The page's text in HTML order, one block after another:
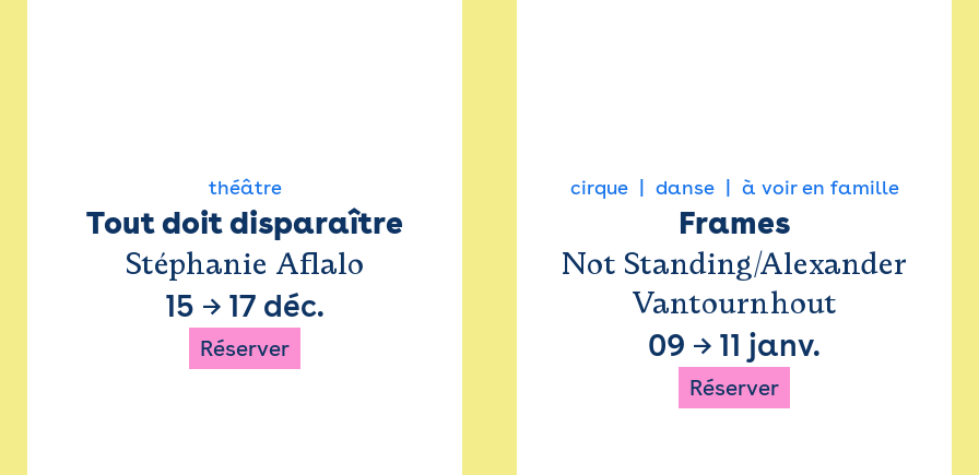
théâtre
Tout doit disparaître
Stéphanie Aflalo
15 → 17 déc.
Réserver
cirque danse à voir en famille
Frames
Not Standing/Alexander
Vantournhout
09 → 11 janv.
Réserver